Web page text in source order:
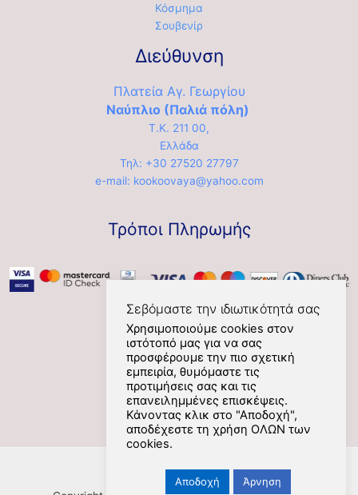
Κόσμημα
Σουβενίρ
Διεύθυνση
Πλατεία Αγ. Γεωργίου
Ναύπλιο (Παλιά πόλη)
Τ.Κ. 211 00,
Ελλάδα
Τηλ: +30 27520 27797
e-mail: kookoovaya@yahoo.com
Τρόποι Πληρωμής
Social
Σεβόμαστε την ιδιωτικότητά σας
Χρησιμοποιούμε cookies στον
ιστότοπό μας για να σας
προσφέρουμε την πιο σχετική
εμπειρία, θυμόμαστε τις
προτιμήσεις σας και τις
επανειλημμένες επισκέψεις.
Κάνοντας κλικ στο "Αποδοχή",
αποδέχεστε τη χρήση ΟΛΩΝ των
cookies.
Αποδοχή Άρνηση